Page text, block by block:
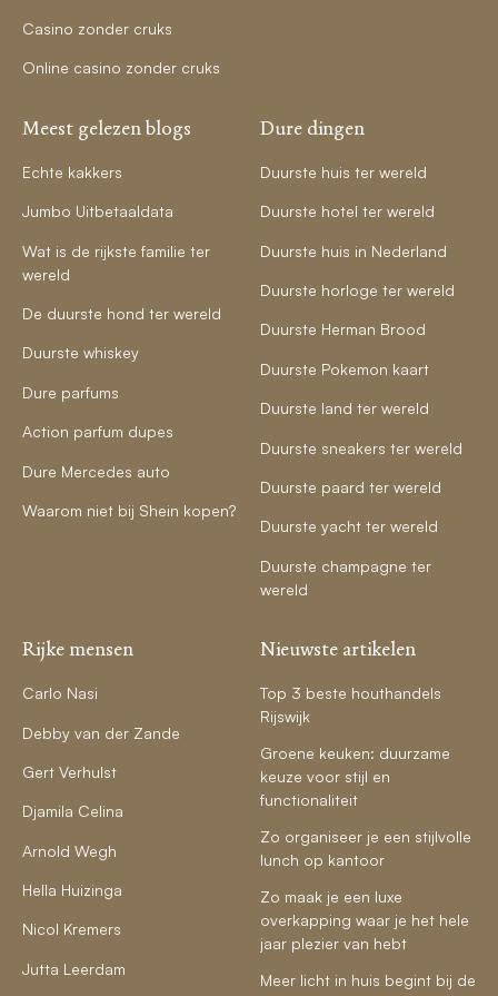
Casino zonder cruks
Online casino zonder cruks
Meest gelezen blogs
Echte kakkers
Jumbo Uitbetaaldata
Wat is de rijkste familie ter
wereld
De duurste hond ter wereld
Duurste whiskey
Dure parfums
Action parfum dupes
Dure Mercedes auto
Waarom niet bij Shein kopen?
Dure dingen
Duurste huis ter wereld
Duurste hotel ter wereld
Duurste huis in Nederland
Duurste horloge ter wereld
Duurste Herman Brood
Duurste Pokemon kaart
Duurste land ter wereld
Duurste sneakers ter wereld
Duurste paard ter wereld
Duurste yacht ter wereld
Duurste champagne ter
wereld
Rijke mensen
Carlo Nasi
Debby van der Zande
Gert Verhulst
Djamila Celina
Arnold Wegh
Hella Huizinga
Nicol Kremers
Jutta Leerdam
Nieuwste artikelen
Top 3 beste houthandels
Rijswijk
Groene keuken: duurzame
keuze voor stijl en
functionaliteit
Zo organiseer je een stijlvolle
lunch op kantoor
Zo maak je een luxe
overkapping waar je het hele
jaar plezier van hebt
Meer licht in huis begint bij de